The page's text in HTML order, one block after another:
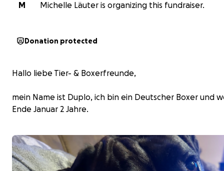
M
Michelle Läuter is organizing this fundraiser.
Donation protected
Hallo liebe Tier- & Boxerfreunde,
mein Name ist Duplo, ich bin ein Deutscher Boxer und
Ende Januar 2 Jahre.